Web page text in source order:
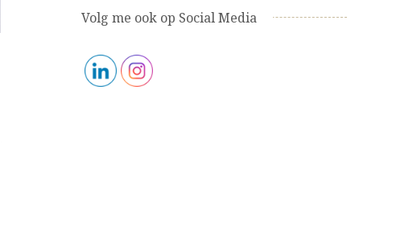
Volg me ook op Social Media